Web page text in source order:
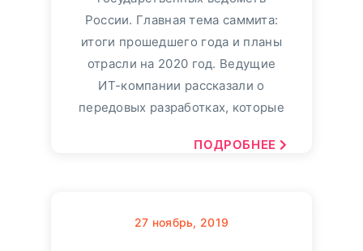
России. Главная тема саммита:
итоги прошедшего года и планы
отрасли на 2020 год. Ведущие
ИТ-компании рассказали о
передовых разработках, которые
ПОДРОБНЕЕ
27 ноябрь, 2019